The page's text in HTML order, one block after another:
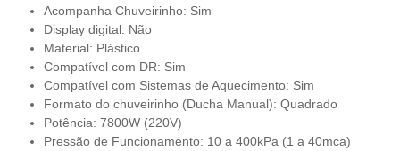
Acompanha Chuveirinho: Sim
Display digital: Não
Material: Plástico
Compatível com DR: Sim
Compatível com Sistemas de Aquecimento: Sim
Formato do chuveirinho (Ducha Manual): Quadrado
Potência: 7800W (220V)
Pressão de Funcionamento: 10 a 400kPa (1 a 40mca)